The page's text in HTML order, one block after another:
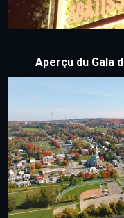
Aperçu du Gala